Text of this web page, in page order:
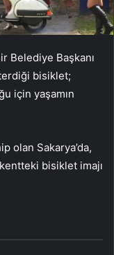
Belediye Başkanı
bisiklet;
için yaşamın
olan Sakarya’da,
kentteki bisiklet imajı